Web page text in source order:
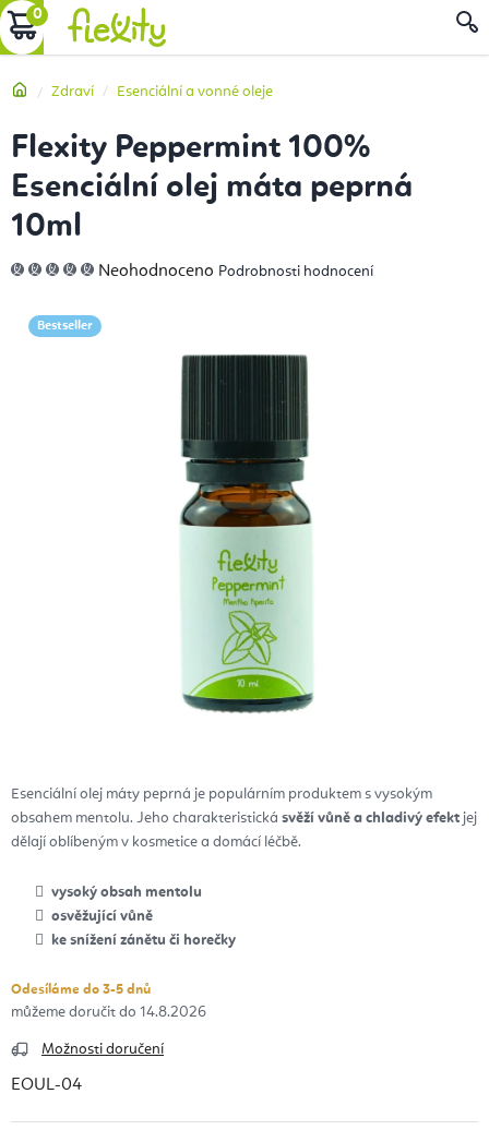
Přejít
na
NÁKUPNÍ
DomůZdraví Esenciální a vonné oleje
Esenciální olej máty peprná je populárním produktem s vysokým
obsahem mentolu. Jeho charakteristická svěží vůně a chladivý efekt jej
dělají oblíbeným v kosmetice a domácí léčbě.
vysoký obsah mentolu
osvěžující vůně
ke snížení zánětu či horečky
Odesíláme do 3-5 dnů
14.8.2026
Možnosti doručení
EOUL-04
Flexity Peppermint 100%
Esenciální olej máta peprná
10ml
Průměrné
hodnocení
0,0
z
Neohodnoceno Podrobnosti hodnocení
Bestseller